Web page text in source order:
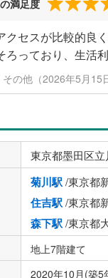
満足度
クセスが比較的良
ろっており、生活
その他（2026年5月15
東京都墨田区
菊川駅/東京都
住吉駅/東京都
森下駅/東京都
地上7階建て
2020年10月(築5